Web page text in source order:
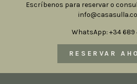
Escríbenos para reservar o
WhatsApp: +34 689
RESERVAR